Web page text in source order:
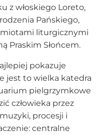
z włoskiego Loreto,
Pańskiego,
liturgicznymi
Praskim Słońcem.
pokazuje
jest to wielka katedra
pielgrzymkowe
człowieka przez
procesji i
centralne